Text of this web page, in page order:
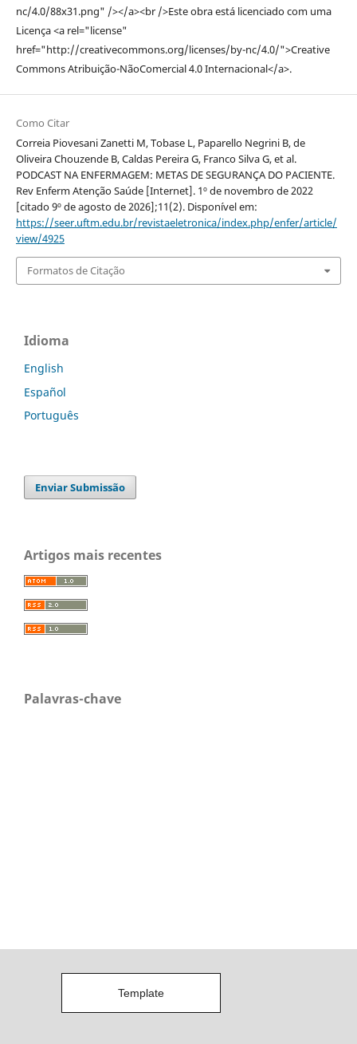
nc/4.0/88x31.png" /></a><br />Este obra está licenciado com uma
Licença <a rel="license"
href="http://creativecommons.org/licenses/by-nc/4.0/">Creative
Commons Atribuição-NãoComercial 4.0 Internacional</a>.
Como Citar
Correia Piovesani Zanetti M, Tobase L, Paparello Negrini B, de
Oliveira Chouzende B, Caldas Pereira G, Franco Silva G, et al.
PODCAST NA ENFERMAGEM: METAS DE SEGURANÇA DO PACIENTE.
Rev Enferm Atenção Saúde [Internet]. 1º de novembro de 2022
[citado 9º de agosto de 2026];11(2). Disponível em:
https://seer.uftm.edu.br/revistaeletronica/index.php/enfer/article/
view/4925
Formatos de Citação
Idioma
English
Español
Português
Enviar Submissão
Artigos mais recentes
Palavras-chave
Template